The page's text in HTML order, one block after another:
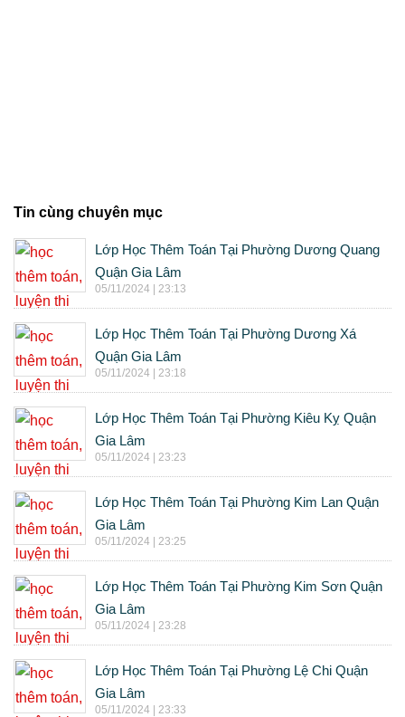
Tin cùng chuyên mục
Lớp Học Thêm Toán Tại Phường Dương Quang
Quận Gia Lâm
05/11/2024 | 23:13
Lớp Học Thêm Toán Tại Phường Dương Xá
Quận Gia Lâm
05/11/2024 | 23:18
Lớp Học Thêm Toán Tại Phường Kiêu Kỵ Quận
Gia Lâm
05/11/2024 | 23:23
Lớp Học Thêm Toán Tại Phường Kim Lan Quận
Gia Lâm
05/11/2024 | 23:25
Lớp Học Thêm Toán Tại Phường Kim Sơn Quận
Gia Lâm
05/11/2024 | 23:28
Lớp Học Thêm Toán Tại Phường Lệ Chi Quận
Gia Lâm
05/11/2024 | 23:33